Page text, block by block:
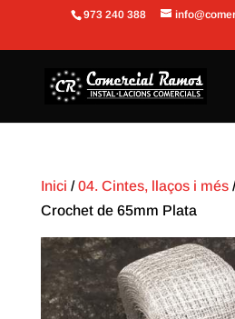
Obre la barra d'eines
973 240 388
Inici /04. Cintes, llaços i més
Crochet de 65mm Plata